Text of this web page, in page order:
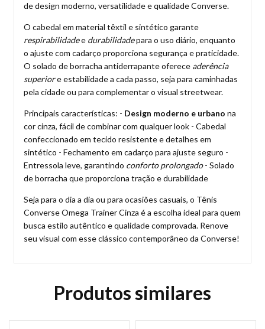
de design moderno, versatilidade e qualidade Converse.
O cabedal em material têxtil e sintético garante
respirabilidadee durabilidadepara o uso diário, enquanto
o ajuste com cadarço proporciona segurança e praticidade.
O solado de borracha antiderrapante oferece aderência
superiore estabilidade a cada passo, seja para caminhadas
pela cidade ou para complementar o visual streetwear.
Principais características: - Design moderno e urbano na
cor cinza, fácil de combinar com qualquer look - Cabedal
confeccionado em tecido resistente e detalhes em
sintético - Fechamento em cadarço para ajuste seguro -
Entressola leve, garantindo conforto prolongado- Solado
de borracha que proporciona tração e durabilidade
Seja para o dia a dia ou para ocasiões casuais, o Tênis
Converse Omega Trainer Cinza é a escolha ideal para quem
busca estilo autêntico e qualidade comprovada. Renove
seu visual com esse clássico contemporâneo da Converse!
Produtos similares